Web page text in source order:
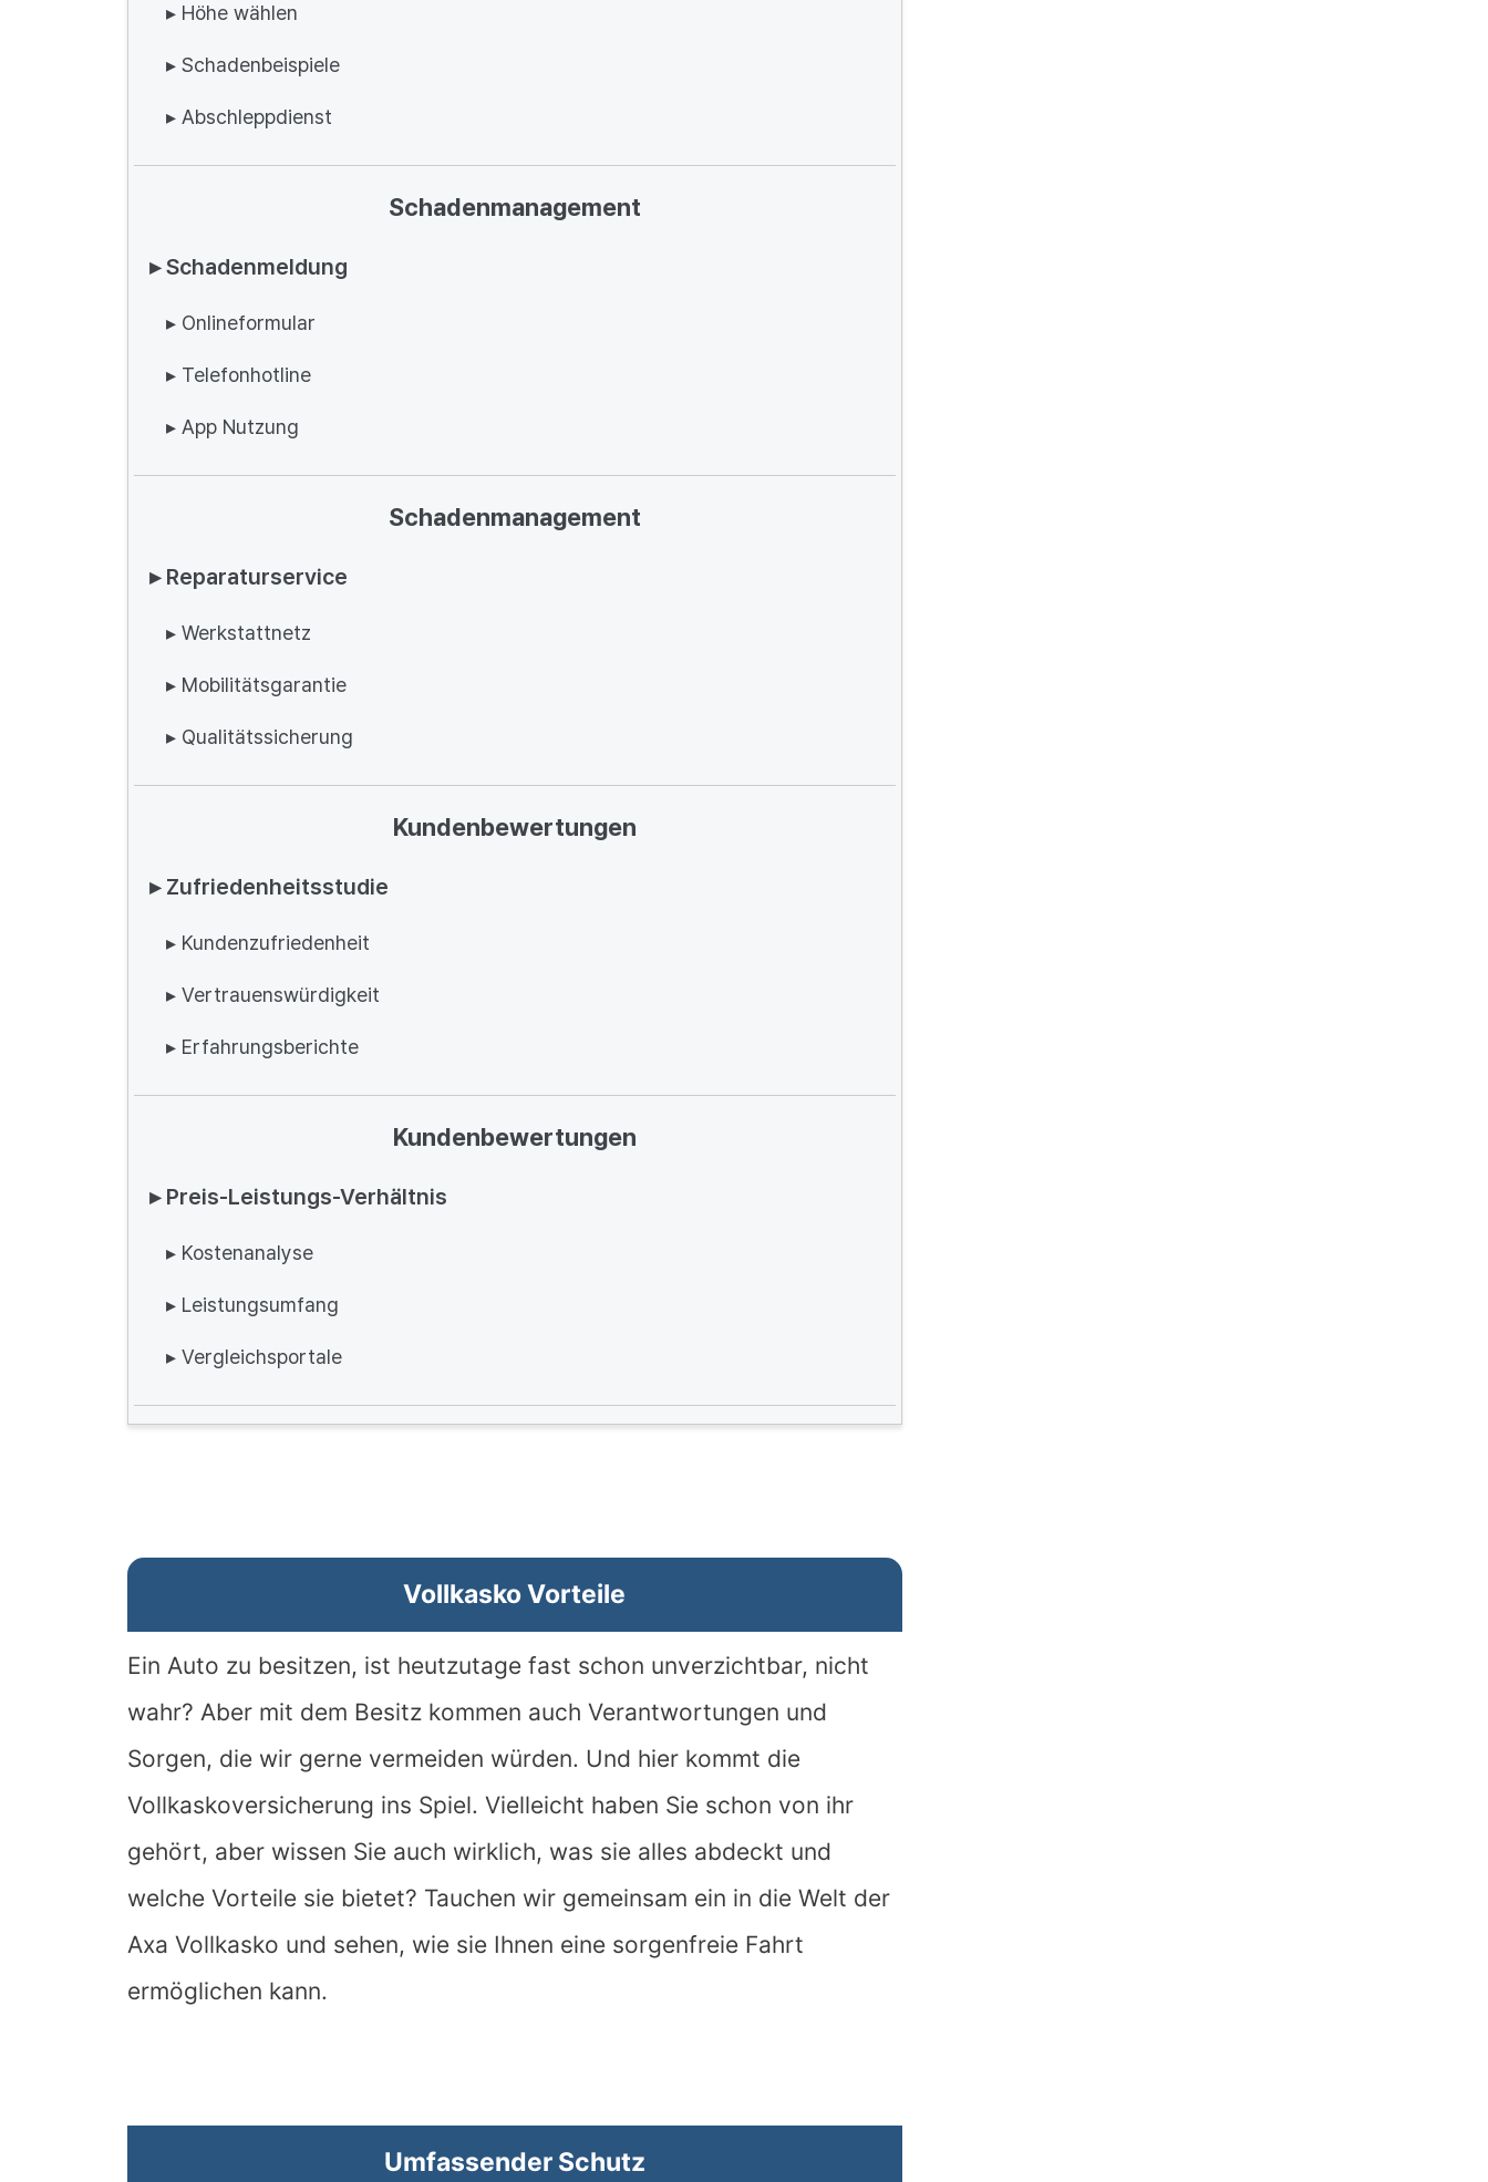
▸ Höhe wählen
▸ Schadenbeispiele
▸ Abschleppdienst
Schadenmanagement
▸ Schadenmeldung
▸ Onlineformular
▸ Telefonhotline
▸ App Nutzung
Schadenmanagement
▸ Reparaturservice
▸ Werkstattnetz
▸ Mobilitätsgarantie
▸ Qualitätssicherung
Kundenbewertungen
▸ Zufriedenheitsstudie
▸ Kundenzufriedenheit
▸ Vertrauenswürdigkeit
▸ Erfahrungsberichte
Kundenbewertungen
▸ Preis-Leistungs-Verhältnis
▸ Kostenanalyse
▸ Leistungsumfang
▸ Vergleichsportale
Vollkasko Vorteile
Ein Auto zu besitzen, ist heutzutage fast schon unverzichtbar, nicht
wahr? Aber mit dem Besitz kommen auch Verantwortungen und
Sorgen, die wir gerne vermeiden würden. Und hier kommt die
Vollkaskoversicherung ins Spiel. Vielleicht haben Sie schon von ihr
gehört, aber wissen Sie auch wirklich, was sie alles abdeckt und
welche Vorteile sie bietet? Tauchen wir gemeinsam ein in die Welt der
Axa Vollkasko und sehen, wie sie Ihnen eine sorgenfreie Fahrt
ermöglichen kann.
Umfassender Schutz